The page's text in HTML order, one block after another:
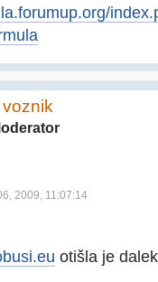
voznik
2009, 11:07:14
otišla je